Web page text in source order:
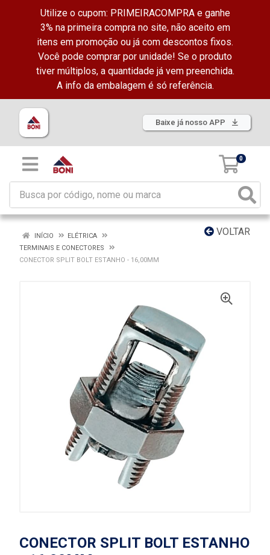
Utilize o cupom: PRIMEIRACOMPRA e ganhe
3% na primeira compra no site, não aceito em
itens em promoção ou já com descontos fixos.
Você pode comprar por unidade! Se o produto
tiver múltiplos, a quantidade já vem preenchida.
A info da embalagem é só referência.
Baixe já nosso APP
0
VOLTAR
INÍCIO
ELÉTRICA
TERMINAIS E CONECTORES
CONECTOR SPLIT BOLT ESTANHO - 16,00MM
CONECTOR SPLIT BOLT ESTANHO